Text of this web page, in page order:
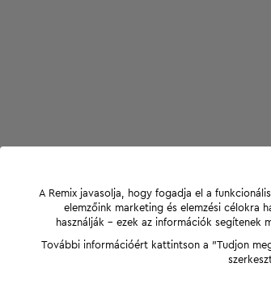
A Remix javasolja, hogy fogadja el a
elemzőink marketing és elemzési célokra
használják - ezek az információk
További információért kattintson a "Tudjon